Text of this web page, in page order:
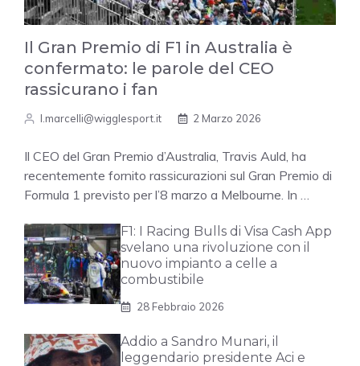
Il Gran Premio di F1 in Australia è
confermato: le parole del CEO
rassicurano i fan
l.marcelli@wigglesport.it 2 Marzo 2026
Il CEO del Gran Premio d’Australia, Travis Auld, ha
recentemente fornito rassicurazioni sul Gran Premio di
Formula 1 previsto per l’8 marzo a Melbourne. In …
F1: I Racing Bulls di Visa Cash App
svelano una rivoluzione con il
nuovo impianto a celle a
combustibile
28 Febbraio 2026
Addio a Sandro Munari, il
leggendario presidente Aci e